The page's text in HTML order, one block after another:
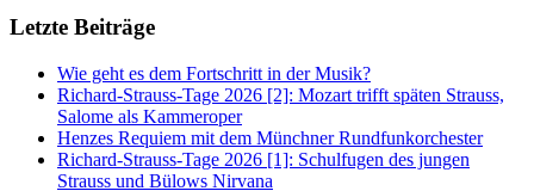
Letzte Beiträge
Wie geht es dem Fortschritt in der Musik?
Richard-Strauss-Tage 2026 [2]: Mozart trifft späten Strauss,
Salome als Kammeroper
Henzes Requiem mit dem Münchner Rundfunkorchester
Richard-Strauss-Tage 2026 [1]: Schulfugen des jungen
Strauss und Bülows Nirvana